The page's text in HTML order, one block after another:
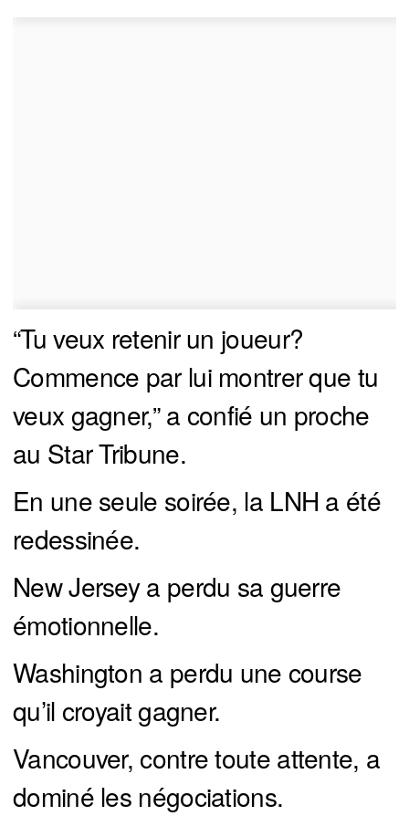
“Tu veux retenir un joueur?
Commence par lui montrer que tu
veux gagner,” a confié un proche
au Star Tribune.
En une seule soirée, la LNH a été
redessinée.
New Jersey a perdu sa guerre
émotionnelle.
Washington a perdu une course
qu’il croyait gagner.
Vancouver, contre toute attente, a
dominé les négociations.